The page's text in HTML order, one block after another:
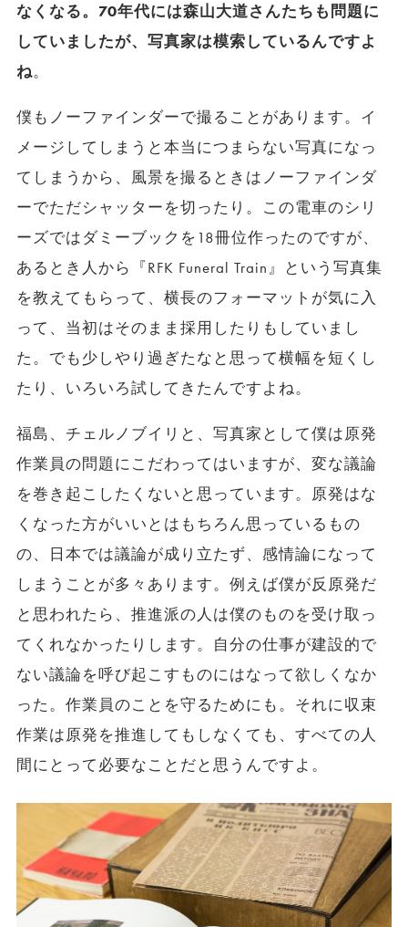
なくなる。70年代には森山大道さんたちも問題に
していましたが、写真家は模索しているんですよ
ね。
僕もノーファインダーで撮ることがあります。イ
メージしてしまうと本当につまらない写真になっ
てしまうから、風景を撮るときはノーファインダ
ーでただシャッターを切ったり。この電車のシリ
ーズではダミーブックを18冊位作ったのですが、
あるとき人から『RFK Funeral Train』という写真集
を教えてもらって、横長のフォーマットが気に入
って、当初はそのまま採用したりもしていまし
た。でも少しやり過ぎたなと思って横幅を短くし
たり、いろいろ試してきたんですよね。
福島、チェルノブイリと、写真家として僕は原発
作業員の問題にこだわってはいますが、変な議論
を巻き起こしたくないと思っています。原発はな
くなった方がいいとはもちろん思っているもの
の、日本では議論が成り立たず、感情論になって
しまうことが多々あります。例えば僕が反原発だ
と思われたら、推進派の人は僕のものを受け取っ
てくれなかったりします。自分の仕事が建設的で
ない議論を呼び起こすものにはなって欲しくなか
った。作業員のことを守るためにも。それに収束
作業は原発を推進してもしなくても、すべての人
間にとって必要なことだと思うんですよ。